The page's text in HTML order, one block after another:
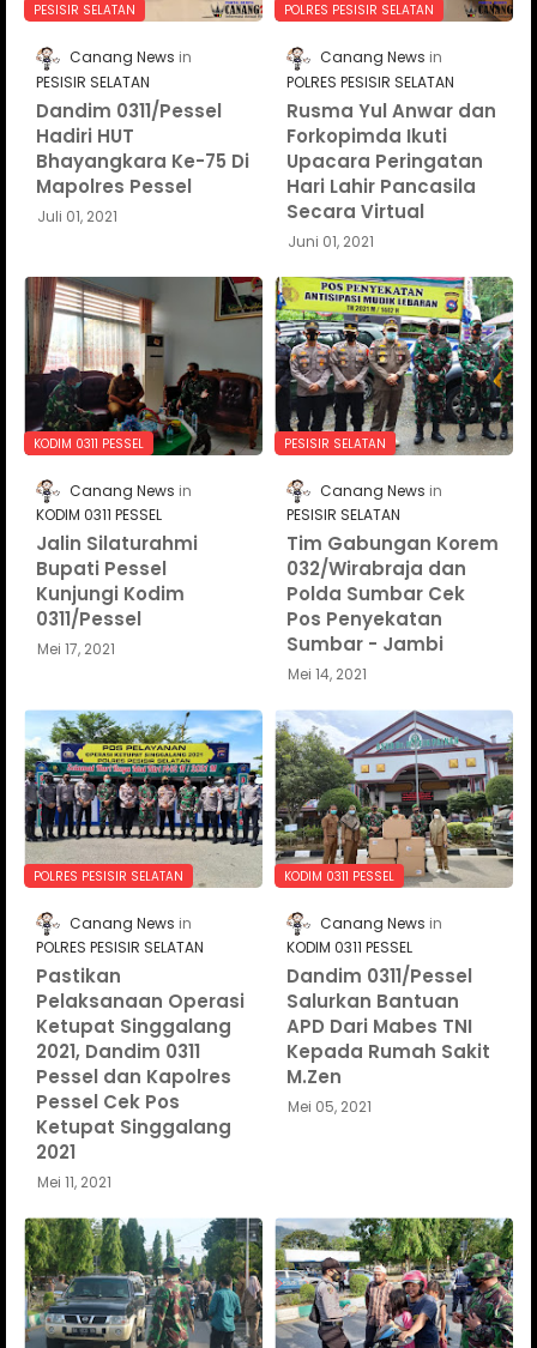
PESISIR SELATAN
Canang News
PESISIR SELATAN
Dandim 0311/Pessel
Hadiri HUT
Bhayangkara Ke-75 Di
Mapolres Pessel
Juli 01, 2021
POLRES PESISIR SELATAN
Canang News
POLRES PESISIR SELATAN
Rusma Yul Anwar dan
Forkopimda Ikuti
Upacara Peringatan
Hari Lahir Pancasila
Secara Virtual
Juni 01, 2021
KODIM 0311 PESSEL
Canang News
KODIM 0311 PESSEL
Jalin Silaturahmi
Bupati Pessel
Kunjungi Kodim
0311/Pessel
Mei 17, 2021
PESISIR SELATAN
Canang News
PESISIR SELATAN
Tim Gabungan Korem
032/Wirabraja dan
Polda Sumbar Cek
Pos Penyekatan
Sumbar - Jambi
Mei 14, 2021
POLRES PESISIR SELATAN
Canang News
POLRES PESISIR SELATAN
Pastikan
Pelaksanaan Operasi
Ketupat Singgalang
2021, Dandim 0311
Pessel dan Kapolres
Pessel Cek Pos
Ketupat Singgalang
2021
Mei 11, 2021
KODIM 0311 PESSEL
Canang News
KODIM 0311 PESSEL
Dandim 0311/Pessel
Salurkan Bantuan
APD Dari Mabes TNI
Kepada Rumah Sakit
M.Zen
Mei 05, 2021